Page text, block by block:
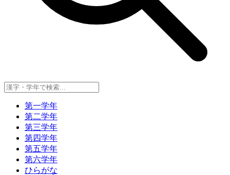
第一学年
第二学年
第三学年
第四学年
第五学年
第六学年
ひらがな